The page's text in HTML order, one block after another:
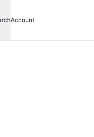
Account